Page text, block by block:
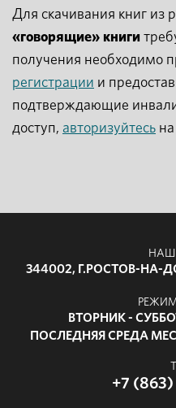
Для скачивания книг из
«говорящие» книги
получения необходимо
регистрации и
подтверждающие
доступ, авторизуйтесь
НАШ
344002, Г.РОСТОВ-НА-
ВТОРНИК -
ПОСЛЕДНЯЯ СРЕДА
+7